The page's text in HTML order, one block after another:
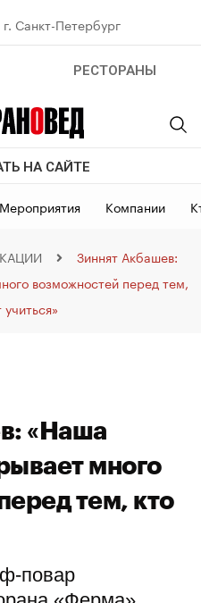
г. Санкт-Петербург
РЕСТОРАНЫ
НА САЙТЕ
Мероприятия Компании
Зиннят Акбашев:
возможностей перед тем,
учиться»
«Наша
много
тем, кто
повар